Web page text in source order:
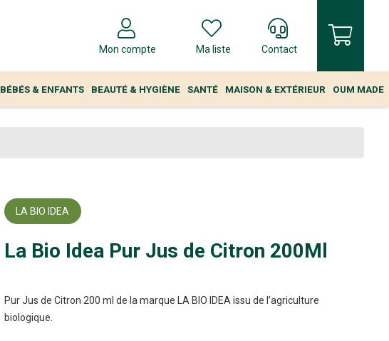
Mon compte Ma liste Contact
BÉBÉS & ENFANTS BEAUTÉ & HYGIÈNE SANTÉ MAISON & EXTÉRIEUR OUM MADE
LA BIO IDEA
La Bio Idea Pur Jus de Citron 200Ml
Pur Jus de Citron 200 ml de la marque LA BIO IDEA issu de l’agriculture
biologique.